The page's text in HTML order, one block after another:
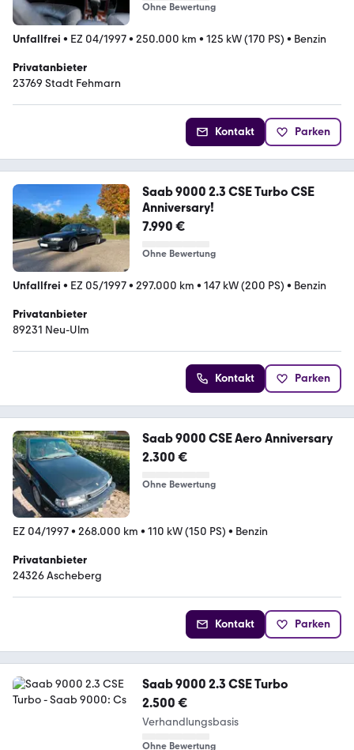
Ohne Bewertung
Unfallfrei • EZ 04/1997• 250.000 km • 125 kW (170 PS) • Benzin
Privatanbieter
23769 Stadt Fehmarn
Kontakt Parken
Saab 9000 2.3 CSE Turbo CSE
Anniversary!
7.990 €
Ohne Bewertung
Unfallfrei • EZ 05/1997• 297.000 km • 147 kW (200 PS) • Benzin
Privatanbieter
89231 Neu-Ulm
Kontakt Parken
Saab 9000 CSE Aero Anniversary
2.300 €
Ohne Bewertung
EZ 04/1997• 268.000 km • 110 kW (150 PS) • Benzin
Privatanbieter
24326 Ascheberg
Kontakt Parken
Saab 9000 2.3 CSE Turbo
2.500 €
Verhandlungsbasis
Ohne Bewertung